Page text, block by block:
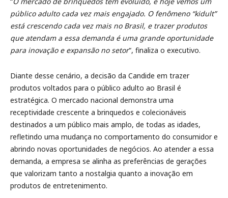
público adulto cada vez mais engajado. O fenômeno “kidult”
está crescendo cada vez mais no Brasil, e trazer produtos
que atendam a essa demanda é uma grande oportunidade
para inovação e expansão no setor“, finaliza o executivo.
Diante desse cenário, a decisão da Candide em trazer
produtos voltados para o público adulto ao Brasil é
estratégica. O mercado nacional demonstra uma
receptividade crescente a brinquedos e colecionáveis
destinados a um público mais amplo, de todas as idades,
refletindo uma mudança no comportamento do consumidor e
abrindo novas oportunidades de negócios. Ao atender a essa
demanda, a empresa se alinha as preferências de gerações
que valorizam tanto a nostalgia quanto a inovação em
produtos de entretenimento.